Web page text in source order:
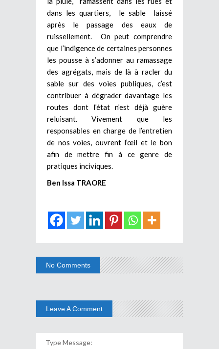
dans les quartiers, le sable laissé
après le passage des eaux de
ruissellement. On peut comprendre
que l’indigence de certaines personnes
les pousse à s’adonner au ramassage
des agrégats, mais de là à racler du
sable sur des voies publiques, c’est
contribuer à dégrader davantage les
routes dont l’état n’est déjà guère
reluisant. Vivement que les
responsables en charge de l’entretien
de nos voies, ouvrent l’œil et le bon
afin de mettre fin à ce genre de
pratiques inciviques.
Ben Issa TRAORE
No Comments
Leave A Comment